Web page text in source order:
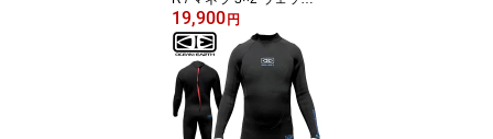
スーツ サーフィン フル
スーツ フロントジップ
チェストジップ ジャージ
春秋用
19,900円